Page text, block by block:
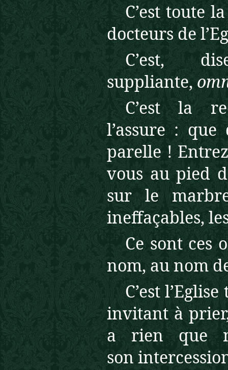
C’est toute
docteurs de
C’est,
suppliante,
C’est la
l’assure :
parelle !
vous au pied
sur le
ineffaçables,
Ce sont ces
nom, au nom
C’est
invitant à
a rien que
son